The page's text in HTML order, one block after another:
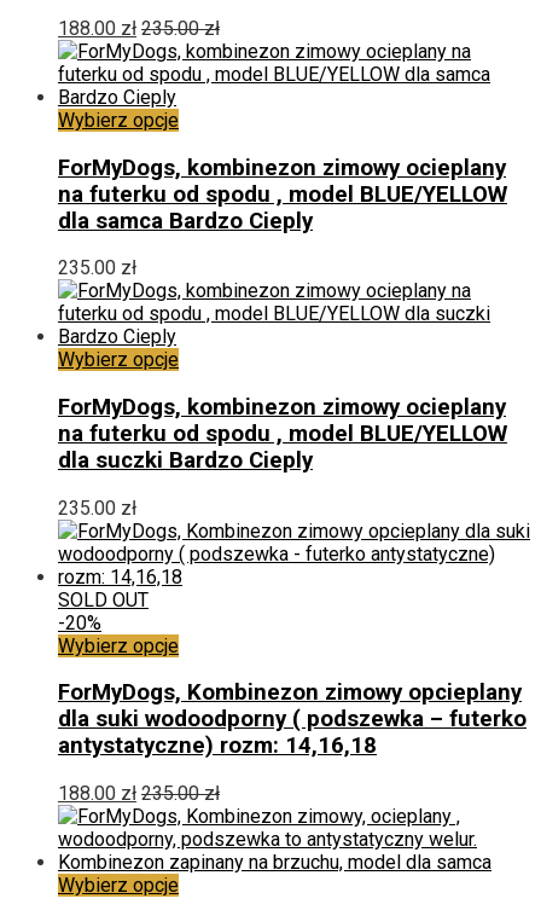
można
wybrać
na
stronie
produktu
188.00 zł 235.00zł
Wybierz opcjeTen
ma
wiele
wariantów.
Opcje
wybrać
na
stronie
produktu
ForMyDogs, kombinezon zimowy ocieplany
na futerku od spodu , model BLUE/YELLOW
dla samca Bardzo Cieply
235.00 zł
Wybierz opcjeTen
ma
wiele
wariantów.
Opcje
wybrać
na
stronie
produktu
ForMyDogs, kombinezon zimowy ocieplany
na futerku od spodu , model BLUE/YELLOW
dla suczki Bardzo Cieply
235.00 zł
SOLD OUT
-20%
Wybierz opcjeTen
ma
wiele
wariantów.
Opcje
można
wybrać
na
stronie
produktu
ForMyDogs, Kombinezon zimowy opcieplany
dla suki wodoodporny ( podszewka – futerko
antystatyczne) rozm: 14,16,18
188.00 zł 235.00zł
Wybierz opcjeTen